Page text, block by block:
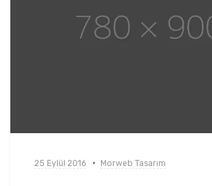
25 Eylül 2016 Morweb Tasarım